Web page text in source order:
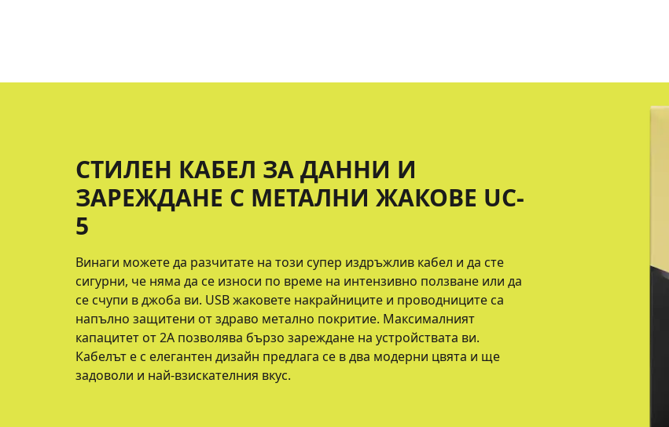
СТИЛЕН КАБЕЛ ЗА ДАННИ И
ЗАРЕЖДАНЕ С МЕТАЛНИ ЖАКОВЕ UC-
5
Винаги можете да разчитате на този супер издръжлив кабел и да сте
сигурни, че няма да се износи по време на интензивно ползване или да
се счупи в джоба ви. USB жаковете накрайниците и проводниците са
напълно защитени от здраво метално покритие. Максималният
капацитет от 2A позволява бързо зареждане на устройствата ви.
Кабелът е с елегантен дизайн предлага се в два модерни цвята и ще
задоволи и най-взискателния вкус.